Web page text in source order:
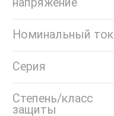
Номинальный ток
Серия
Степень/класс
защиты